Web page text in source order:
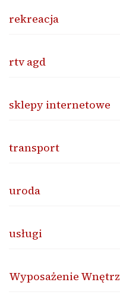
rekreacja
rtv agd
sklepy internetowe
transport
uroda
usługi
Wyposażenie Wnętrz